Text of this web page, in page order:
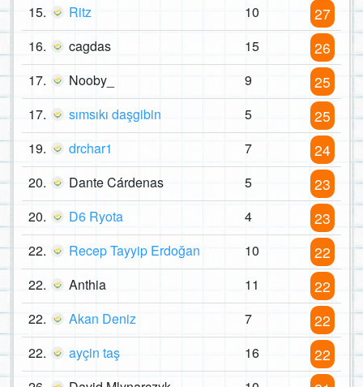
15. Ritz 10 27
16. cagdas 15 26
17. Nooby_ 9 25
17. sımsıkı daşgibin 5 25
19. drchar1 7 24
20. Dante Cárdenas 5 23
20. D6 Ryota 4 23
22. Recep Tayyip Erdoğan 10 22
22. Anthia 11 22
22. Akan Deniz 7 22
22. ayçin taş 16 22